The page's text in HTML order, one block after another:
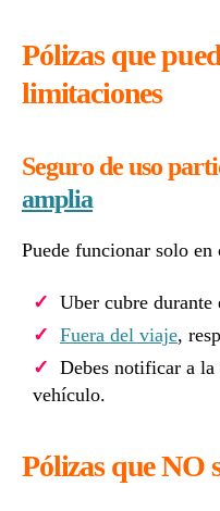
Pólizas que
limitaciones
Seguro de uso
amplia
Puede funcionar solo en
Uber cubre
Fuera del viaje,
Debes notificar a la
vehículo.
Pólizas que NO